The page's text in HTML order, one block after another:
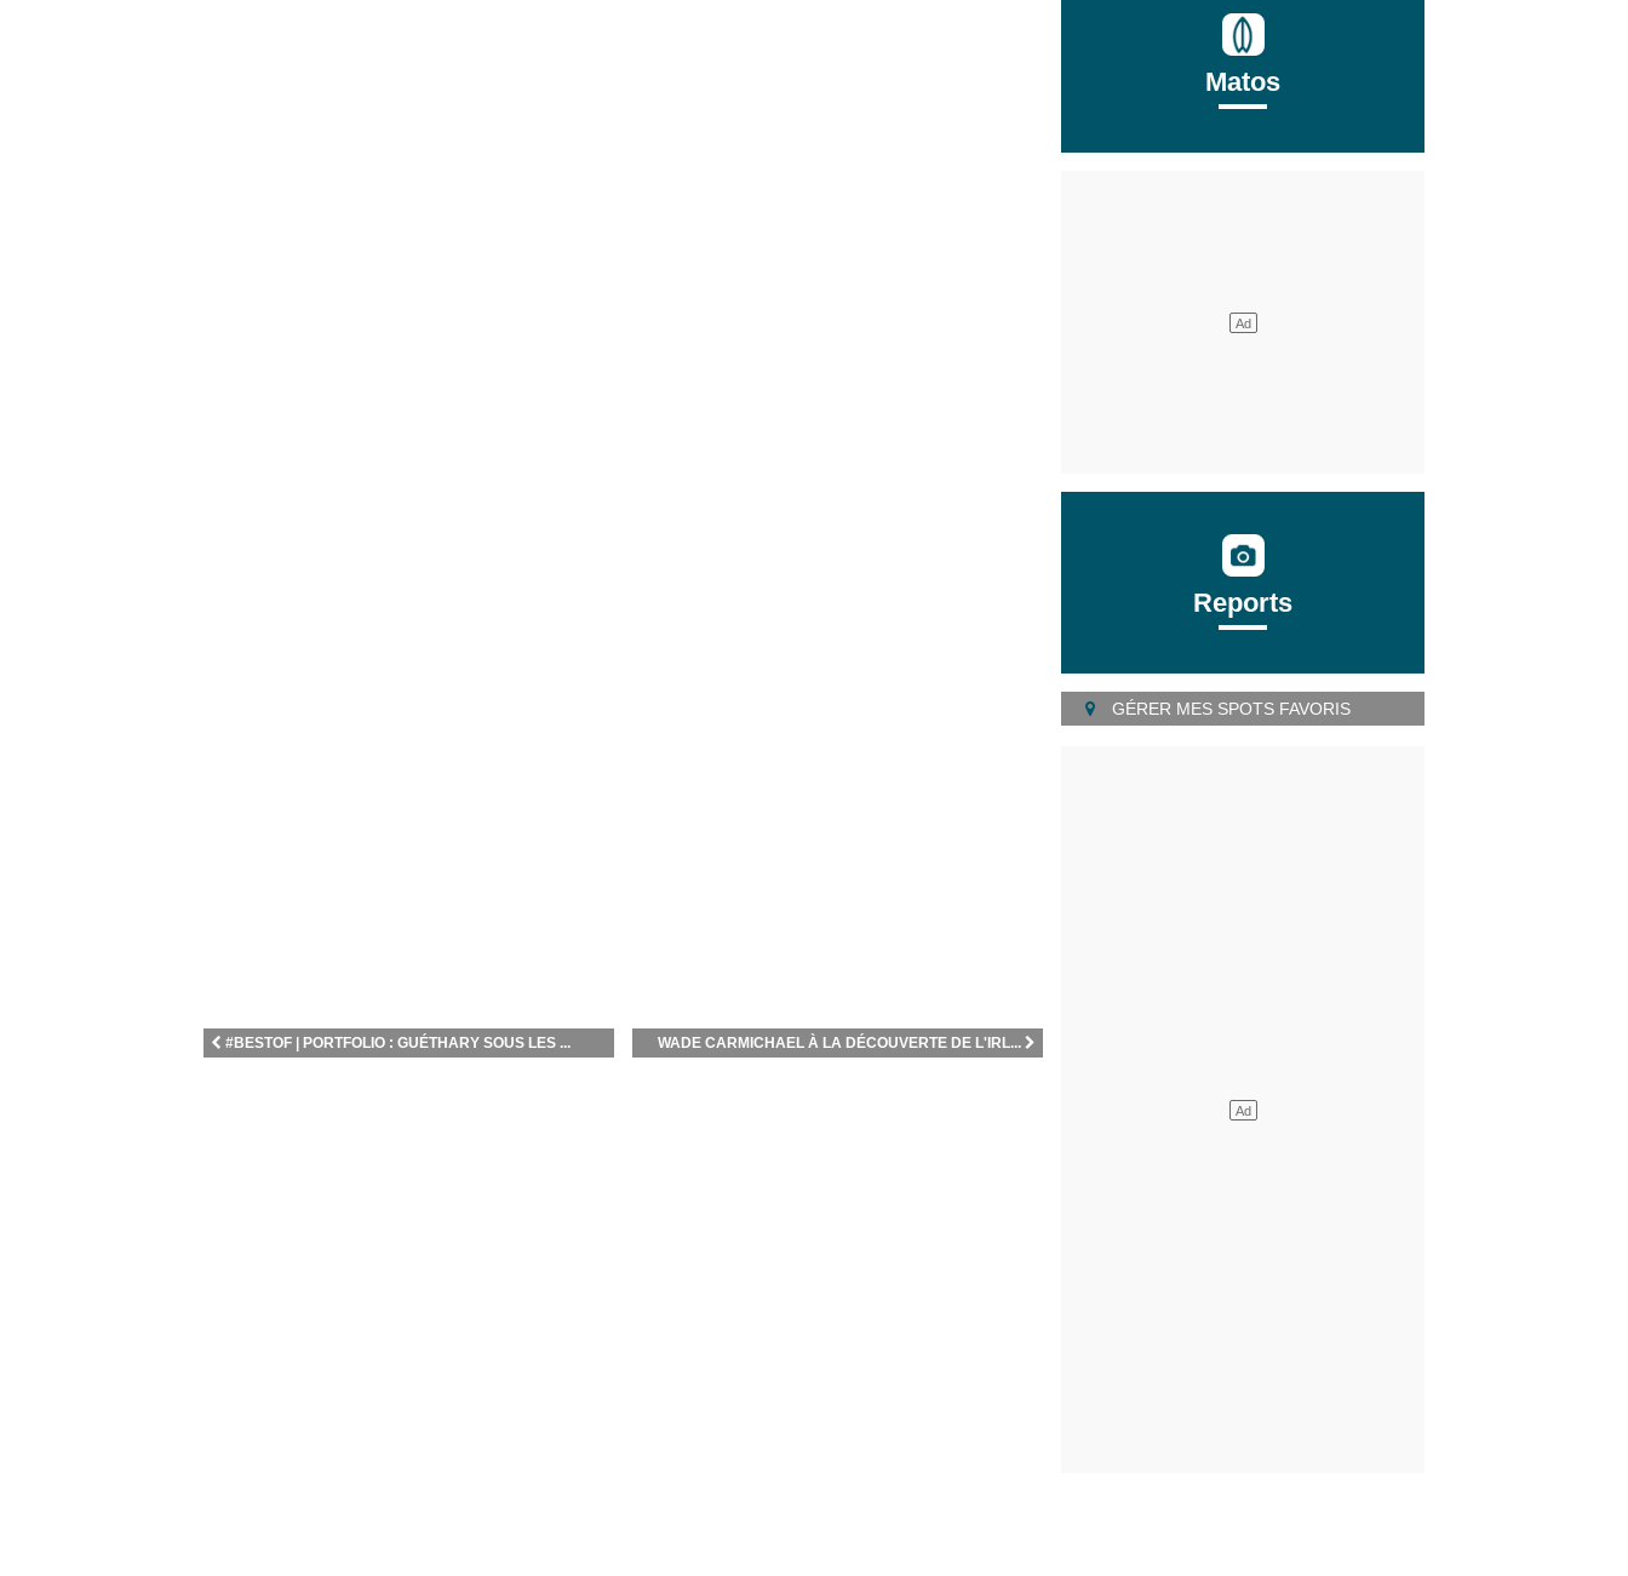
WADE CARMICHAEL À LA DÉCOUVERTE DE L'IRL...
#BESTOF | PORTFOLIO : GUÉTHARY SOUS LES ...
Matos
Reports
GÉRER MES SPOTS FAVORIS